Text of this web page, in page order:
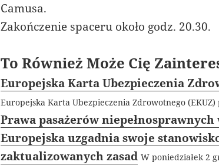
Camusa.
Zakończenie spaceru około godz. 20.30.
To Również Może Cię
Europejska Karta Ubezpieczenia
Europejska Karta Ubezpieczenia Zdrowotnego
Prawa pasażerów
Europejska uzgadnia swoje
zaktualizowanych zasad W poniedziałek 2